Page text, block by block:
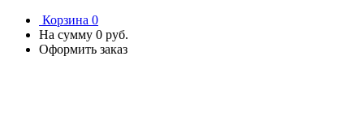
Корзина 0
На сумму 0 руб.
Оформить заказ